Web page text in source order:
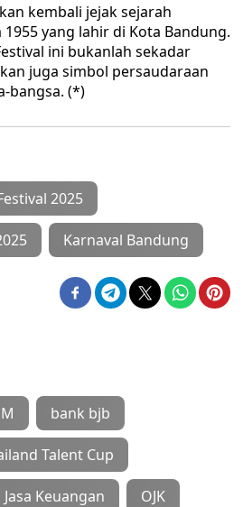
kembali jejak sejarah
yang lahir di Kota Bandung.
ini bukanlah sekadar
juga simbol persaudaraan
bangsa. (*)
2025
Karnaval Bandung
bank bjb
Talent Cup
Jasa Keuangan OJK